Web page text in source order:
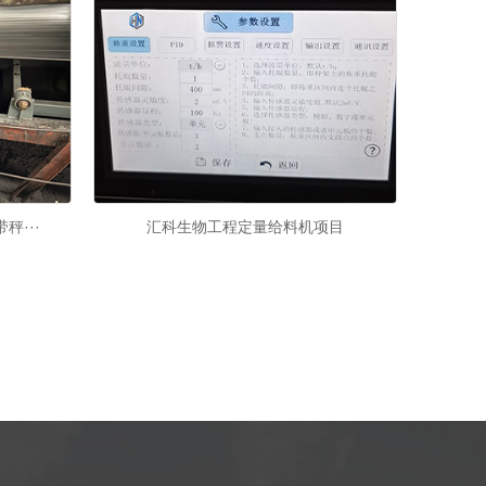
··· 汇科生物工程定量给料机项目